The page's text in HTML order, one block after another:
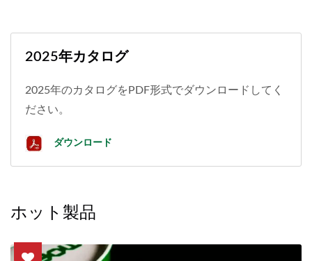
2025年カタログ
2025年のカタログをPDF形式でダウンロードしてく
ださい。
ダウンロード
ホット製品